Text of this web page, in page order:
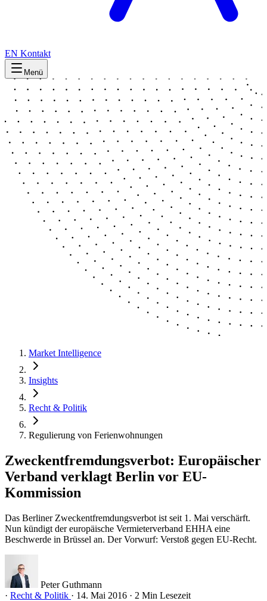
EN Kontakt
Menü
Market Intelligence
Insights
Recht & Politik
Regulierung von Ferienwohnungen
Zweckentfremdungsverbot: Europäischer
Verband verklagt Berlin vor EU-
Kommission
Das Berliner Zweckentfremdungsverbot ist seit 1. Mai verschärft.
Nun kündigt der europäische Vermieterverband EHHA eine
Beschwerde in Brüssel an. Der Vorwurf: Verstoß gegen EU-Recht.
Peter Guthmann
· Recht & Politik · 14. Mai 2016 · 2 Min Lesezeit